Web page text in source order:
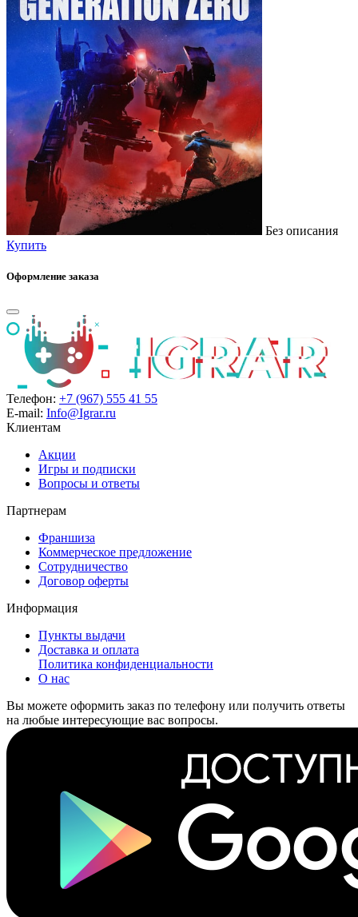
Без описания
Купить
Оформление заказа
Телефон: +7 (967) 555 41 55
E-mail: Info@Igrar.ru
Клиентам
Акции
Игры и подписки
Вопросы и ответы
Партнерам
Франшиза
Коммерческое предложение
Сотрудничество
Договор оферты
Информация
Пункты выдачи
Доставка и оплата
Политика конфиденциальности
О нас
Вы можете оформить заказ по телефону или получить ответы
на любые интересующие вас вопросы.